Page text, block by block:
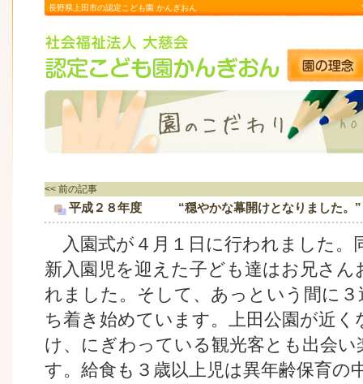
長野県上田市の認定こども園 かんぎおん
<< 前の記事
平成２８年度 “穏やかな幕開けとなりました。”
入園式が４月１日に行われました。
新入園児を迎えた子ども達はお兄さ
れました。そして、あっという間に
ち着き始めています。上田公園が近
け、にぎわっている観光客とも出会
す。給食も３歳以上児は異年齢保育の